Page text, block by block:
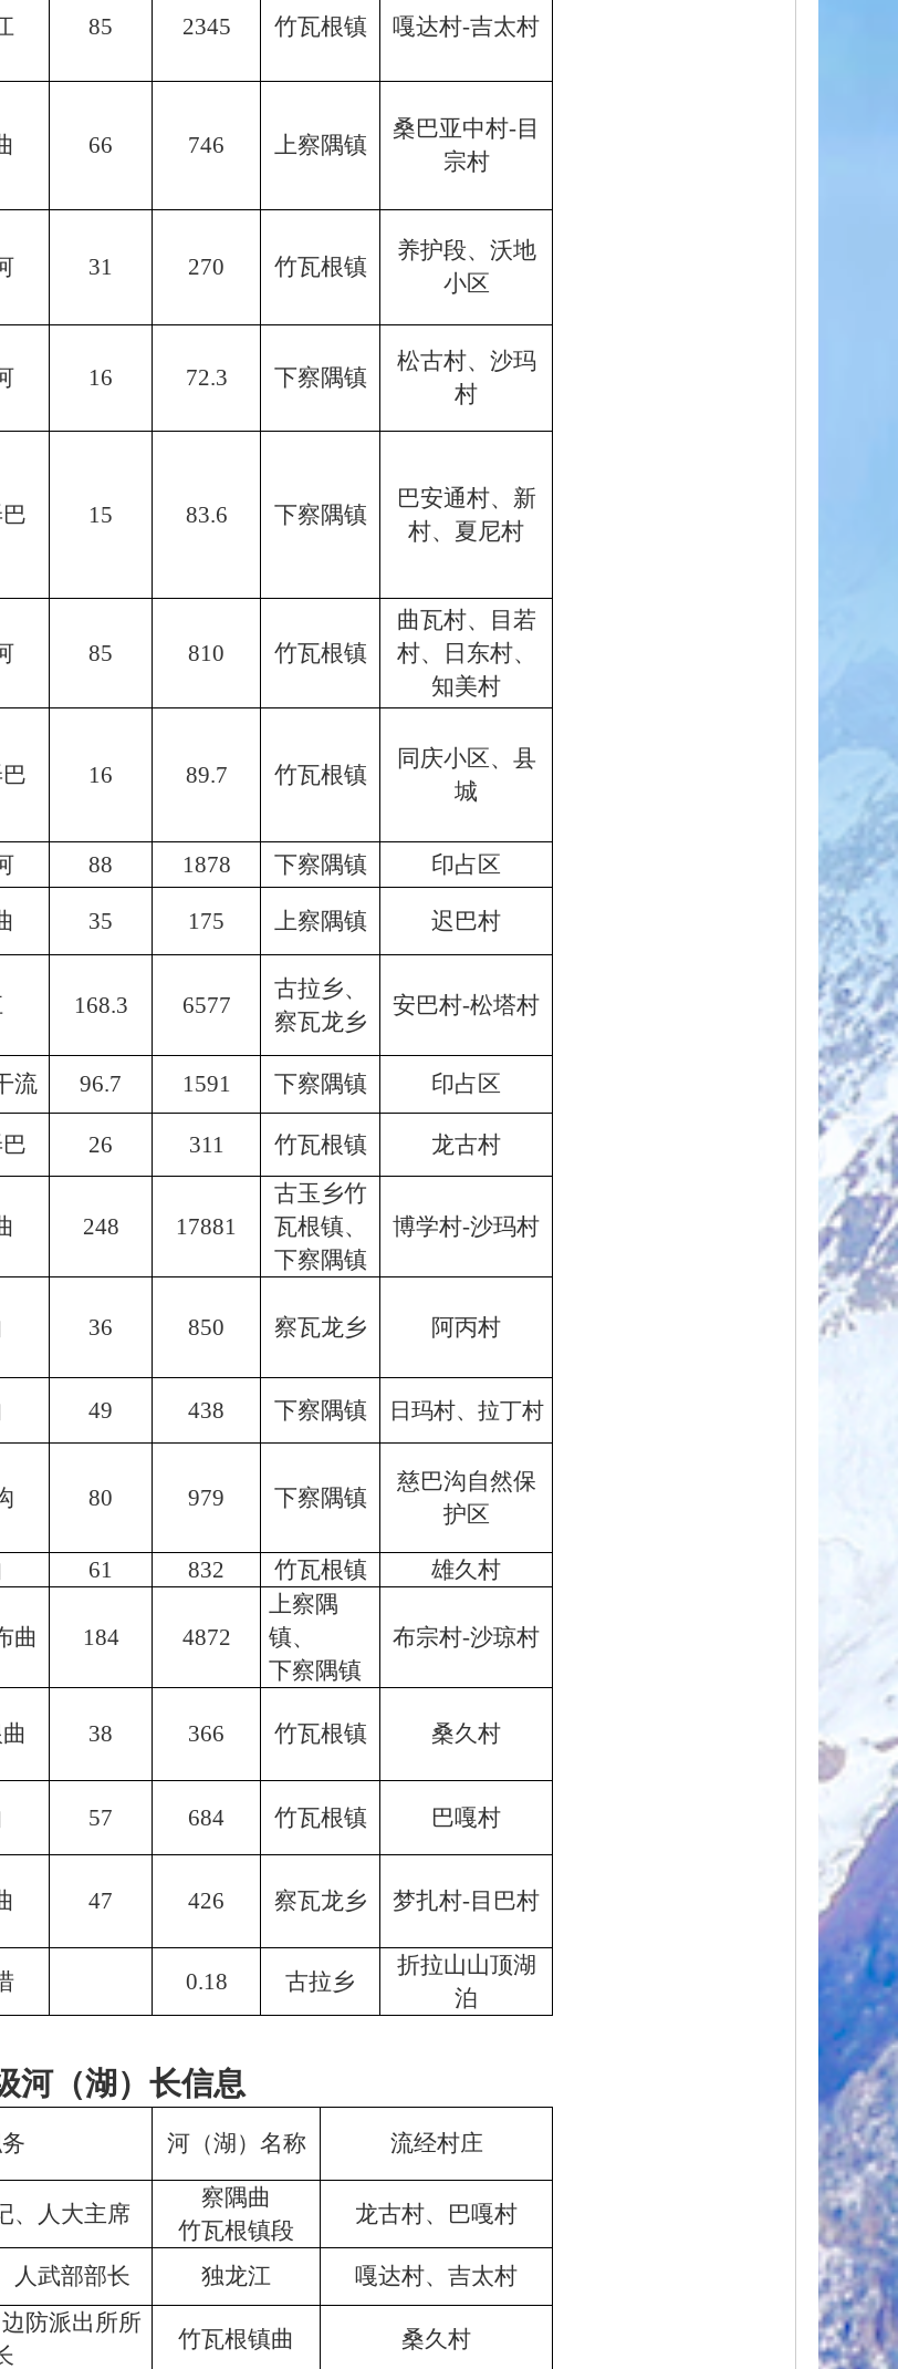
85 2345 竹瓦根镇 嘎达村-吉太村
66 746 上察隅镇
桑巴亚中村-目
宗村
31 270 竹瓦根镇
养护段、沃地
小区
16 72.3 下察隅镇
松古村、沙玛
村
15 83.6 下察隅镇
巴安通村、新
村、夏尼村
85 810 竹瓦根镇
曲瓦村、目若
村、日东村、
知美村
16 89.7 竹瓦根镇
同庆小区、县
城
88 1878 下察隅镇 印占区
35 175 上察隅镇 迟巴村
168.3 6577
古拉乡、
察瓦龙乡
安巴村-松塔村
流 96.7 1591 下察隅镇 印占区
26 311 竹瓦根镇 龙古村
248 17881
古玉乡竹
瓦根镇、
下察隅镇
博学村-沙玛村
36 850 察瓦龙乡 阿丙村
49 438 下察隅镇 日玛村、拉丁村
80 979 下察隅镇
慈巴沟自然保
护区
61 832 竹瓦根镇 雄久村
曲 184 4872
上察隅
镇、
下察隅镇
布宗村-沙琼村
38 366 竹瓦根镇 桑久村
57 684 竹瓦根镇 巴嘎村
47 426 察瓦龙乡 梦扎村-目巴村
0.18 古拉乡
折拉山山顶湖
泊
河（湖）长信息
河（湖）名称 流经村庄
、人大主席
察隅曲
竹瓦根镇段
龙古村、巴嘎村
人武部部长 独龙江 嘎达村、吉太村
防派出所所
竹瓦根镇曲 桑久村